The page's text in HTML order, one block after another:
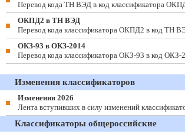
Перевод кода ТН ВЭД в код классификатора
ОКПД2 в ТН ВЭД
Перевод кода классификатора ОКПД2 в код ТН
ОКЗ-93 в ОКЗ-2014
Перевод кода классификатора ОКЗ-93 в код ОКЗ-
Изменения классификаторов
Изменения 2026
Лента вступивших в силу изменений
Классификаторы общероссийские